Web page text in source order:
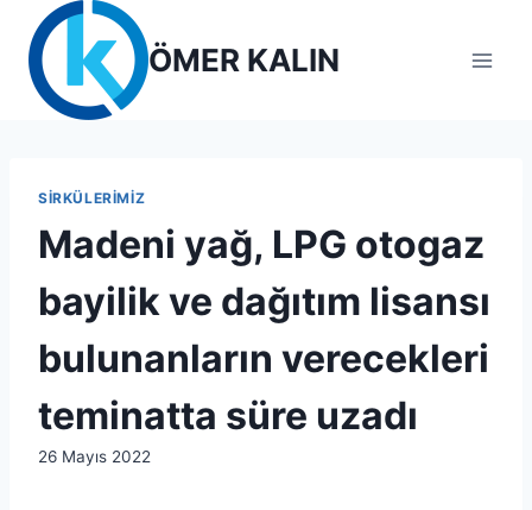
content
ÖMER KALIN
SIRKÜLERIMIZ
Madeni yağ, LPG otogaz
bayilik ve dağıtım lisansı
bulunanların verecekleri
teminatta süre uzadı
By
26 Mayıs 2022